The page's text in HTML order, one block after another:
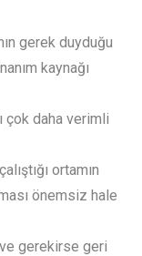
gerek duyduğu
kaynağı
çok daha verimli
ortamın
önemsiz hale
gerekirse geri